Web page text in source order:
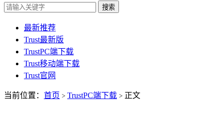
搜索
最新推荐
Trust最新版
TrustPC端下载
Trust移动端下载
Trust官网
当前位置： 首页 > TrustPC端下载 > 正文